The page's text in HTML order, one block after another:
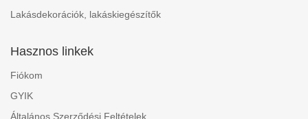
Lakásdekorációk, lakáskiegészítők
Hasznos linkek
Fiókom
GYIK
Általános Szerződési Feltételek